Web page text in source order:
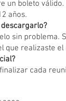
un boleto
años.
sin
que realizaste
cada